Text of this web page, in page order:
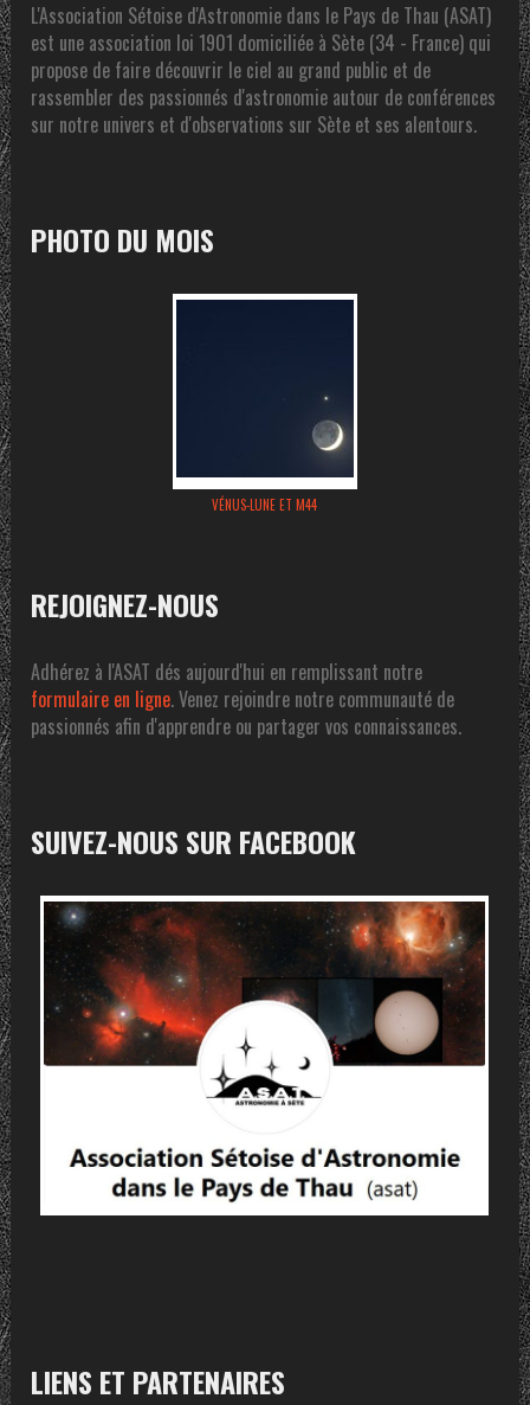
L'Association Sétoise d'Astronomie dans le Pays de Thau (ASAT)
est une association loi 1901 domiciliée à Sète (34 - France) qui
propose de faire découvrir le ciel au grand public et de
rassembler des passionnés d'astronomie autour de conférences
sur notre univers et d'observations sur Sète et ses alentours.
PHOTO DU MOIS
VÉNUS-LUNE ET M44
REJOIGNEZ-NOUS
Adhérez à l'ASAT dés aujourd'hui en remplissant notre
formulaire en ligne. Venez rejoindre notre communauté de
passionnés afin d'apprendre ou partager vos connaissances.
SUIVEZ-NOUS SUR FACEBOOK
LIENS ET PARTENAIRES